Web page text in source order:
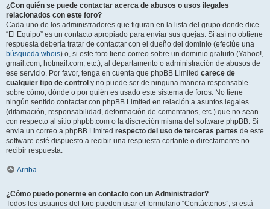
¿Con quién se puede contactar acerca de abusos o usos ilegales
relacionados con este foro?
Cada uno de los administradores que figuran en la lista del grupo donde dice
“El Equipo” es un contacto apropiado para enviar sus quejas. Si así no obtiene
respuesta debería tratar de contactar con el dueño del dominio (efectúe una
búsqueda whois) o, si este foro tiene correo sobre un dominio gratuito (Yahoo!,
gmail.com, hotmail.com, etc.), al departamento o administración de abusos de
ese servicio. Por favor, tenga en cuenta que phpBB Limited carece de
cualquier tipo de control y no puede ser de ninguna manera responsable
sobre cómo, dónde o por quién es usado este sistema de foros. No tiene
ningún sentido contactar con phpBB Limited en relación a asuntos legales
(difamación, responsabilidad, deformación de comentarios, etc.) que no sean
con respecto al sitio phpbb.com o la discreción misma del software phpBB. Si
envia un correo a phpBB Limited respecto del uso de terceras partes de este
software esté dispuesto a recibir una respuesta cortante o directamente no
recibir respuesta.
Arriba
¿Cómo puedo ponerme en contacto con un Administrador?
Todos los usuarios del foro pueden usar el formulario “Contáctenos”, si está